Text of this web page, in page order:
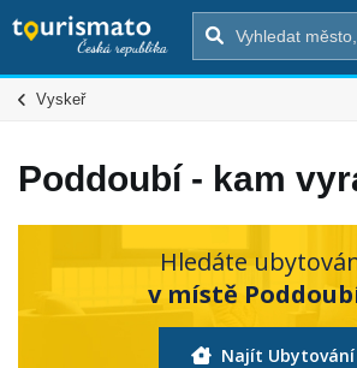
Vyskeř
Poddoubí - kam
Hledáte
v místě
Najít Ubytování